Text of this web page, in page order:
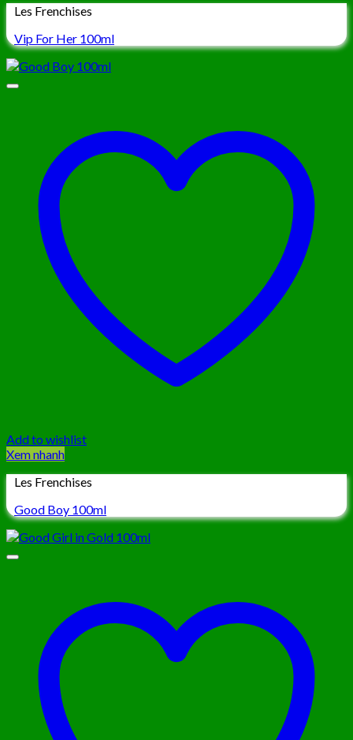
Les Frenchises
Vip For Her 100ml
Add to wishlist
Xem nhanh
Les Frenchises
Good Boy 100ml